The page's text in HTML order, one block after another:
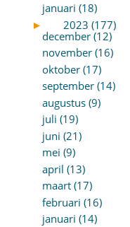
januari (18)
►
2023 (177)
december (12)
november (16)
oktober (17)
september (14)
augustus (9)
juli (19)
juni (21)
mei (9)
april (13)
maart (17)
februari (16)
januari (14)